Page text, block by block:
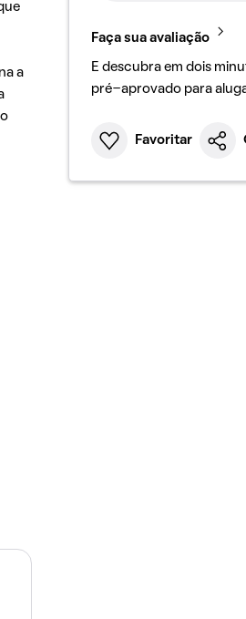
a
Faça sua avaliação
E descubra em dois
pré-aprovado para
Favoritar